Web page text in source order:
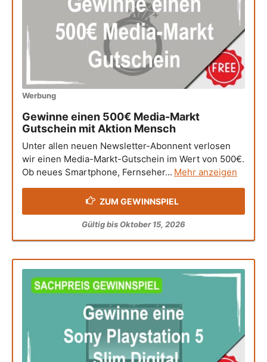
Werbung
Gewinne einen 500€ Media-Markt
Gutschein mit Aktion Mensch
Unter allen neuen Newsletter-Abonnent verlosen
wir einen Media-Markt-Gutschein im Wert von 500€.
Ob neues Smartphone, Fernseher... Mehr anzeigen
ZUM GEWINNSPIEL
Gültig bis Oktober 15, 2026